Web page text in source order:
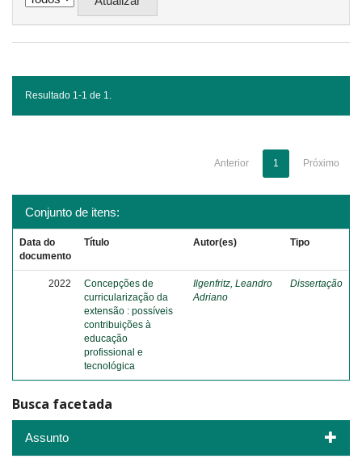
Resultado 1-1 de 1.
Anterior 1 Próximo
Conjunto de itens:
Data do
documento
Título Autor(es) Tipo
2022
Concepções de
curricularização da
extensão : possíveis
contribuições à
educação
profissional e
tecnológica
Ilgenfritz, Leandro
Adriano
Dissertação
Busca facetada
Assunto